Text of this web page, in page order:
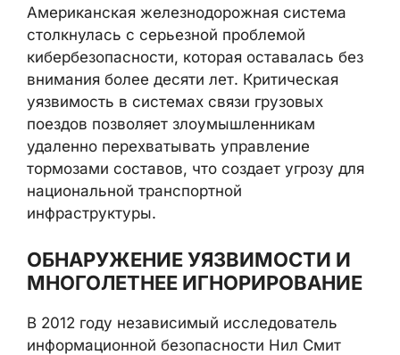
Американская железнодорожная система
столкнулась с серьезной проблемой
кибербезопасности, которая оставалась без
внимания более десяти лет. Критическая
уязвимость в системах связи грузовых
поездов позволяет злоумышленникам
удаленно перехватывать управление
тормозами составов, что создает угрозу для
национальной транспортной
инфраструктуры.
ОБНАРУЖЕНИЕ УЯЗВИМОСТИ И
МНОГОЛЕТНЕЕ ИГНОРИРОВАНИЕ
В 2012 году независимый исследователь
информационной безопасности Нил Смит